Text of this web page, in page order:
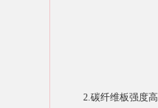
2.碳纤维板强度